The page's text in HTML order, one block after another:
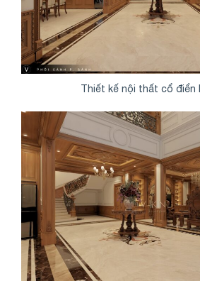
Thiết kế nội thất cổ điển